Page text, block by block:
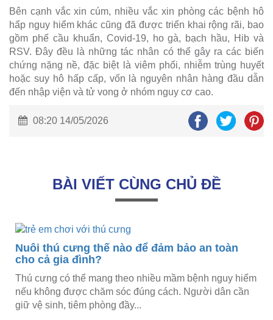
Bên cạnh vắc xin cúm, nhiều vắc xin phòng các bệnh hô
hấp nguy hiểm khác cũng đã được triển khai rộng rãi, bao
gồm phế cầu khuẩn, Covid-19, ho gà, bạch hầu, Hib và
RSV. Đây đều là những tác nhân có thể gây ra các biến
chứng nặng nề, đặc biệt là viêm phổi, nhiễm trùng huyết
hoặc suy hô hấp cấp, vốn là nguyên nhân hàng đầu dẫn
đến nhập viện và tử vong ở nhóm nguy cơ cao.
08:20 14/05/2026
BÀI VIẾT CÙNG CHỦ ĐỀ
Nuôi thú cưng thế nào để đảm bảo an toàn
cho cả gia đình?
Thú cưng có thể mang theo nhiều mầm bệnh nguy hiểm
nếu không được chăm sóc đúng cách. Người dân cần
giữ vệ sinh, tiêm phòng đầy...